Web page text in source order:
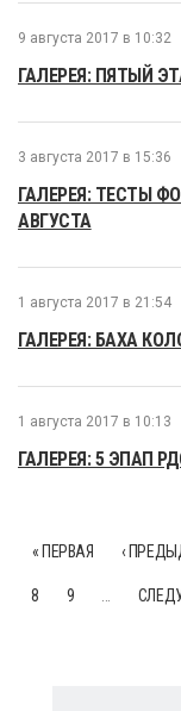
9 августа 2017 в 10:32
ГАЛЕРЕЯ: ПЯТЫЙ
3 августа 2017 в 15:36
ГАЛЕРЕЯ: ТЕСТЫ
АВГУСТА
1 августа 2017 в 21:54
ГАЛЕРЕЯ: БАХА
1 августа 2017 в 10:13
ГАЛЕРЕЯ: 5 ЭПАП
« ПЕРВАЯ ‹
8 9